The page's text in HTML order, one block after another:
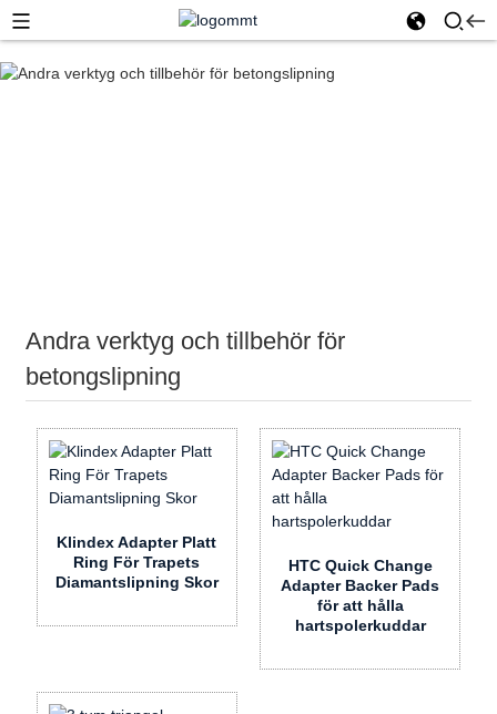
Andra verktyg och tillbehör för
betongslipning
Klindex Adapter Platt
Ring För Trapets
Diamantslipning Skor
HTC Quick Change
Adapter Backer Pads
för att hålla
hartspolerkuddar